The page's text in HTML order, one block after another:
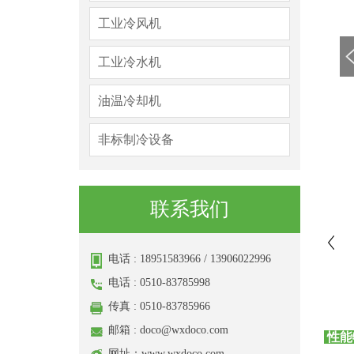
工业冷风机
工业冷水机
油温冷却机
非标制冷设备
联系我们
电话 : 18951583966 / 13906022996
电话 : 0510-83785998
传真 : 0510-83785966
邮箱 : doco@wxdoco.com
性能